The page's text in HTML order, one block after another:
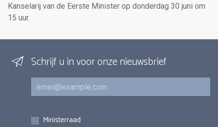
Kanselarij van de Eerste Minister op donderdag 30 juni om
15 uur.
Schrijf u in voor onze nieuwsbrief
E-mail
Inschrijvingen
Ministerraad